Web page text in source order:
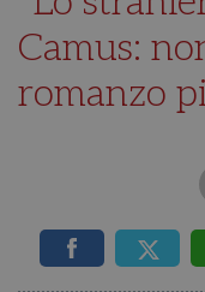
Camus:
romanzo